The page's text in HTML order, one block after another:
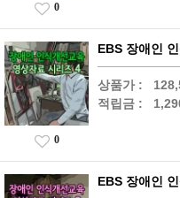
0
EBS 장애인
상품가 :
적립금 :
0
EBS 장애인